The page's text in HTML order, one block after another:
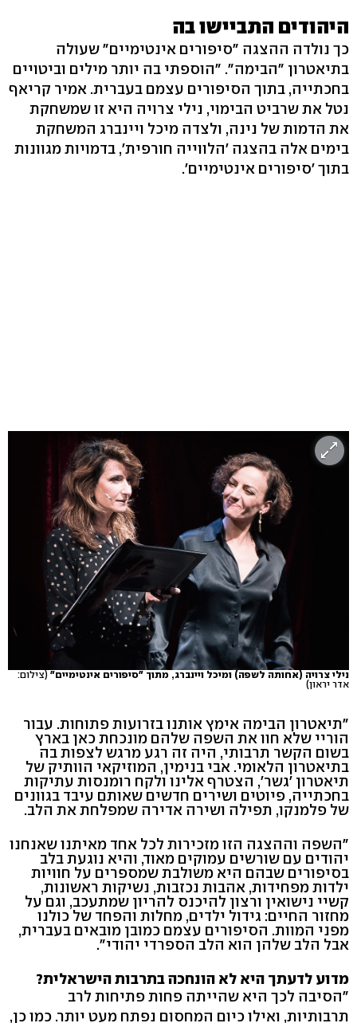
היהודים התביישו בה
כך נולדה ההצגה "סיפורים אינטימיים" שעולה
בתיאטרון "הבימה". "הוספתי בה יותר מילים וביטויים
בחכתייה, בתוך הסיפורים עצמם בעברית. אמיר קריאף
נטל את שרביט הבימוי, נילי צרויה היא זו שמשחקת
את הדמות של נינה, ולצדה מיכל ויינברג המשחקת
בימים אלה בהצגה 'הלווייה חורפית', בדמויות מגוונות
בתוך 'סיפורים אינטימיים'.
נילי צרויה (אחותה לשפה) ומיכל ויינברג, מתוך "סיפורים אינטימיים" (צילום:
אדר יראון)
"תיאטרון הבימה אימץ אותנו בזרועות פתוחות. עבור
הוריי שלא חוו את השפה שלהם מונכחת כאן בארץ
בשום הקשר תרבותי, היה זה רגע מרגש לצפות בה
בתיאטרון הלאומי. אבי בנימין, המוזיקאי הוותיק של
תיאטרון 'גשר', הצטרף אלינו ולקח רומנסות עתיקות
בחכתייה, פיוטים ושירים חדשים שאותם עיבד בגוונים
של פלמנקו, תפילה ושירה אדירה שמפלחת את הלב.
"השפה וההצגה הזו מזכירות לכל אחד מאיתנו שאנחנו
יהודים עם שורשים עמוקים מאוד, והיא נוגעת בלב
בסיפורים שבהם היא משולבת שמספרים על חוויות
ילדות מפחידות, אהבות נכזבות, נשיקות ראשונות,
קשיי נישואין ורצון להיכנס להריון שמתעכב, וגם על
מחזור החיים: גידול ילדים, מחלות והפחד של כולנו
מפני המוות. הסיפורים עצמם כמובן מובאים בעברית,
אבל הלב שלהן הוא הלב הספרדי יהודי".
מדוע לדעתך היא לא הונחכה בתרבות הישראלית?
"הסיבה לכך היא שהייתה פחות פתיחות לרב
תרבותיות, ואילו כיום המחסום נפתח מעט יותר. כמו כן,